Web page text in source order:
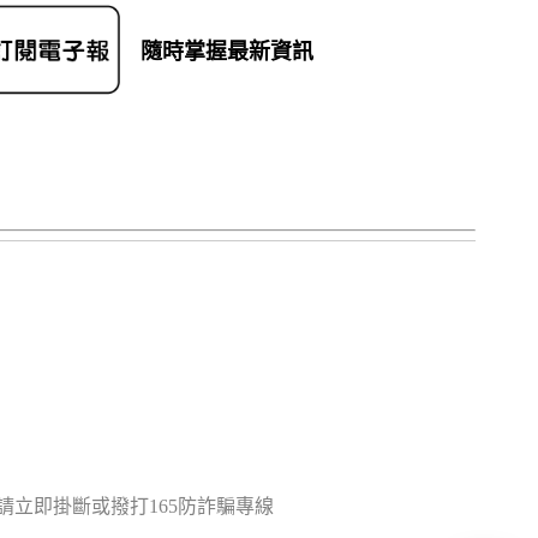
隨時掌握最新資訊
立即掛斷或撥打165防詐騙專線